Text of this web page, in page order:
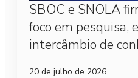
SBOC e SNOLA
foco em pesquisa,
intercâmbio de
20 de julho de 2026